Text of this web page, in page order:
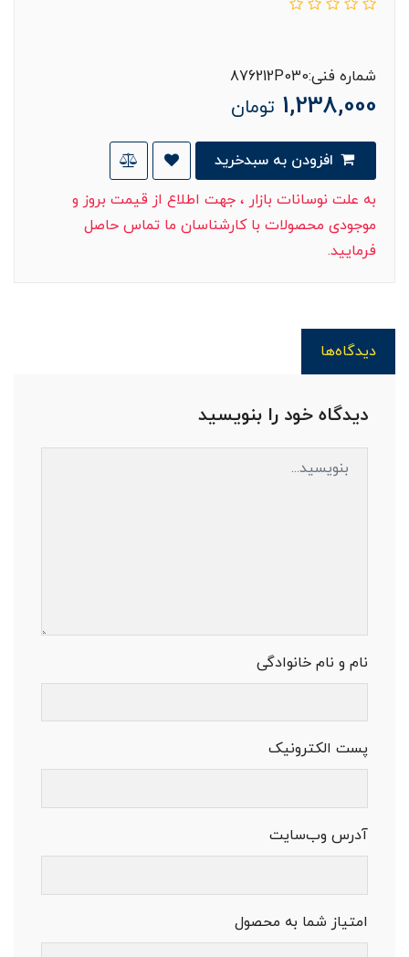
شماره فنی:876212P030
1,238,000 تومان
به علت نوسانات بازار ، جهت اطلاع از قیمت بروز و
موجودی محصولات با کارشناسان ما تماس حاصل
فرمایید.
دیدگاه‌ها
دیدگاه خود را بنویسید
نام و نام خانوادگی
پست الکترونیک
آدرس وب‌سایت
امتیاز شما به محصول